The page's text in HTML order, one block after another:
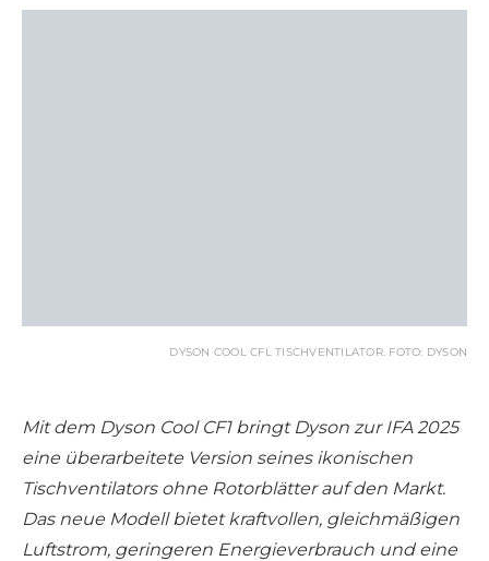
DYSON COOL CFL TISCHVENTILATOR. FOTO: DYSON
Mit dem Dyson Cool CF1 bringt Dyson zur IFA 2025
eine überarbeitete Version seines ikonischen
Tischventilators ohne Rotorblätter auf den Markt.
Das neue Modell bietet kraftvollen, gleichmäßigen
Luftstrom, geringeren Energieverbrauch und eine